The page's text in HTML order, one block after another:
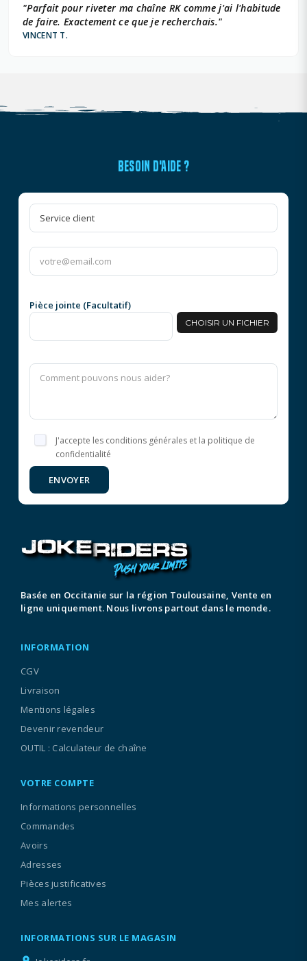
"Parfait pour riveter ma chaîne RK comme j'ai l'habitude
de faire. Exactement ce que je recherchais."
VINCENT T.
BESOIN D'AIDE ?
Pièce jointe (Facultatif)
CHOISIR UN FICHIER
J'accepte les conditions générales et la politique de
confidentialité
ENVOYER
Basée en Occitanie sur la région Toulousaine, Vente en
ligne uniquement. Nous livrons partout dans le monde.
INFORMATION
CGV
Livraison
Mentions légales
Devenir revendeur
OUTIL : Calculateur de chaîne
VOTRE COMPTE
Informations personnelles
Commandes
Avoirs
Adresses
Pièces justificatives
Mes alertes
INFORMATIONS SUR LE MAGASIN